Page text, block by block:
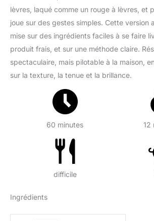
lèvres, laqué comme un rouge à lèvres, et
joue sur des gestes simples. Cette version
mise sur des ingrédients faciles à se faire
produit frais, et sur une méthode claire.
spectaculaire, mais pilotable à la maison,
sur la texture, la tenue et la brillance.
60 minutes 12
difficile
Ingrédients